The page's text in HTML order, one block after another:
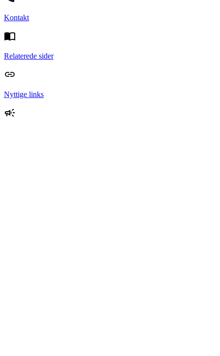
Kontakt
Relaterede sider
Nyttige links